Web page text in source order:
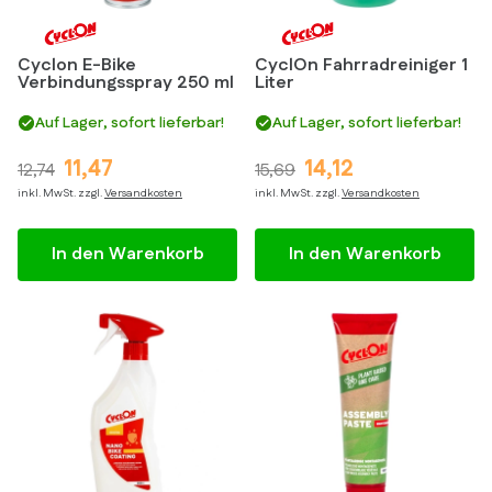
Cyclon E-Bike
Verbindungsspray 250 ml
Auf Lager, sofort lieferbar!
11,47
12,74
inkl. MwSt. zzgl.Versandkosten
In den Warenkorb
CyclOn Fahrradreiniger 1
Liter
Auf Lager, sofort lieferbar!
14,12
15,69
inkl. MwSt. zzgl.Versandkosten
In den Warenkorb